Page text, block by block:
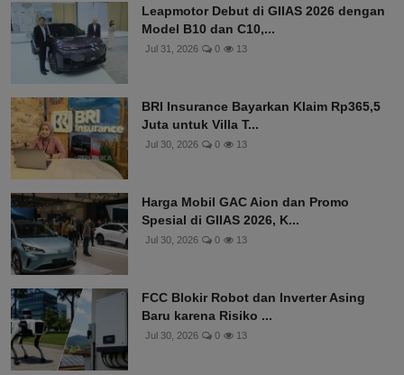
Leapmotor Debut di GIIAS 2026 dengan
Model B10 dan C10,...
Jul 31, 2026 0 13
BRI Insurance Bayarkan Klaim Rp365,5
Juta untuk Villa T...
Jul 30, 2026 0 13
Harga Mobil GAC Aion dan Promo
Spesial di GIIAS 2026, K...
Jul 30, 2026 0 13
FCC Blokir Robot dan Inverter Asing
Baru karena Risiko ...
Jul 30, 2026 0 13